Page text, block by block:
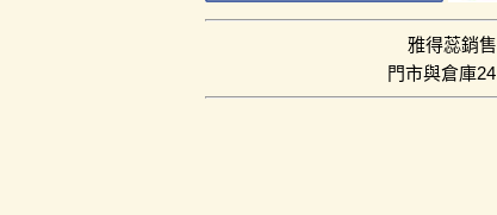
雅得蕊銷
門市與倉庫